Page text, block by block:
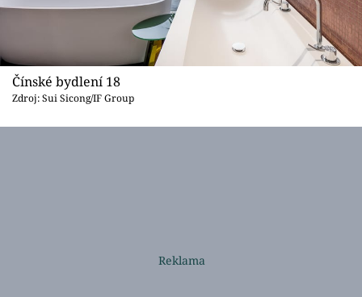
Čínské bydlení 18
Zdroj: Sui Sicong/IF Group